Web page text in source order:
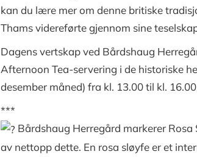
kan du lære mer om denne britiske
Thams videreførte gjennom sine
Dagens vertskap ved Bårdshaug
Afternoon Tea-servering i de historiske
desember måned) fra kl. 13.00 til kl.
***
Bårdshaug Herregård markerer
av nettopp dette. En rosa sløyfe er et